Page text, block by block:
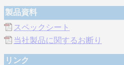
製品資料
スペックシート
当社製品に関するお断り
リンク